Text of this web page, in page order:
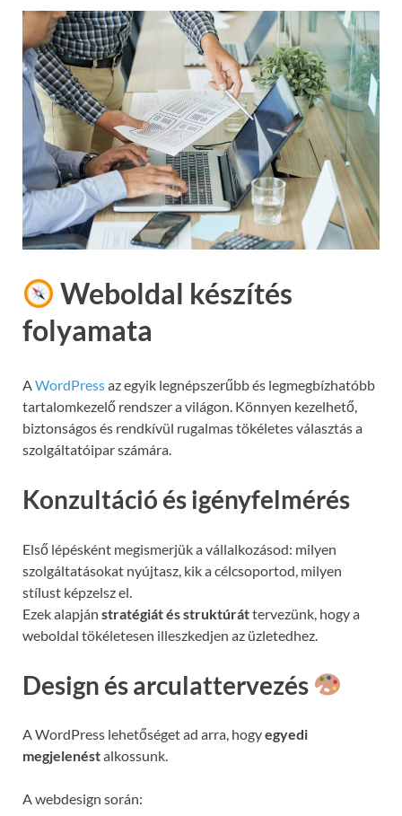
Weboldal készítés
folyamata
AWordPressaz egyik legnépszerűbb és legmegbízhatóbb
tartalomkezelő rendszer a világon. Könnyen kezelhető,
biztonságos és rendkívül rugalmas tökéletes választás a
szolgáltatóipar számára.
Konzultáció és igényfelmérés
Első lépésként megismerjük a vállalkozásod: milyen
szolgáltatásokat nyújtasz, kik a célcsoportod, milyen
stílust képzelsz el.
Ezek alapján stratégiát és struktúráttervezünk, hogy a
weboldal tökéletesen illeszkedjen az üzletedhez.
Design és arculattervezés
A WordPress lehetőséget ad arra, hogyegyedi
megjelenéstalkossunk.
A webdesign során: